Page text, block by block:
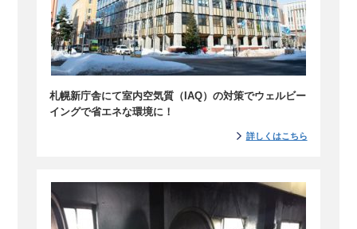
札幌新庁舎にて室内空気質（IAQ）の対策でウェルビー
イングで省エネな環境に！
詳しくはこちら